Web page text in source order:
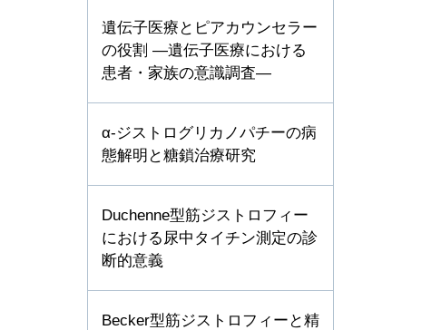
遺伝子医療とピアカウンセラー
の役割 ―遺伝子医療における
患者・家族の意識調査―
α-ジストログリカノパチーの病
態解明と糖鎖治療研究
Duchenne型筋ジストロフィー
における尿中タイチン測定の診
断的意義
Becker型筋ジストロフィーと精